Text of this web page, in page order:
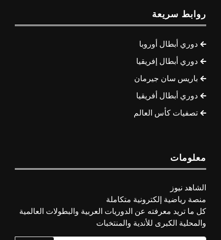
روابط سريعة
دوري أبطال أوروبا
دوري أبطال إفريقيا
باريس سان جيرمان
دوري أبطال أفريقيا
تصفيات كأس العالم
معلومات
الشاهد نيوز
منصة رياضية إلكترونية متكاملة
كل ما تريد معرفته عن الدوريات العربية والبطولات العالمية
والمحلية الكبرى للأندية والمنتخبات